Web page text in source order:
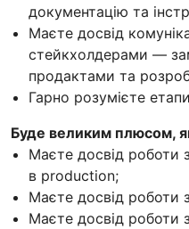
документацію та
Маєте досвід
стейкхолдерами —
продактами та
Гарно розумієте
Буде великим плюсом,
Маєте досвід роботи
в production;
Маєте досвід роботи
Маєте досвід роботи